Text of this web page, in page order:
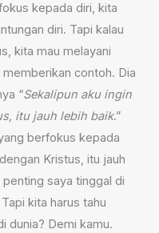
kepada diri, kita
diri. Tapi kalau
kita mau melayani
contoh. Dia
“Sekalipun aku ingin
itu jauh lebih baik.”
berfokus kepada
Kristus, itu jauh
saya tinggal di
kita harus tahu
dunia? Demi kamu.